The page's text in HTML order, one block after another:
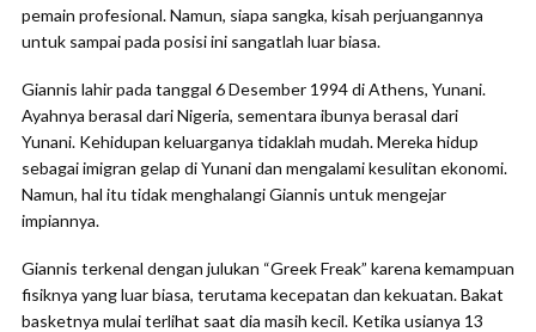
pemain profesional. Namun, siapa sangka, kisah perjuangannya
untuk sampai pada posisi ini sangatlah luar biasa.
Giannis lahir pada tanggal 6 Desember 1994 di Athens, Yunani.
Ayahnya berasal dari Nigeria, sementara ibunya berasal dari
Yunani. Kehidupan keluarganya tidaklah mudah. Mereka hidup
sebagai imigran gelap di Yunani dan mengalami kesulitan ekonomi.
Namun, hal itu tidak menghalangi Giannis untuk mengejar
impiannya.
Giannis terkenal dengan julukan “Greek Freak” karena kemampuan
fisiknya yang luar biasa, terutama kecepatan dan kekuatan. Bakat
basketnya mulai terlihat saat dia masih kecil. Ketika usianya 13